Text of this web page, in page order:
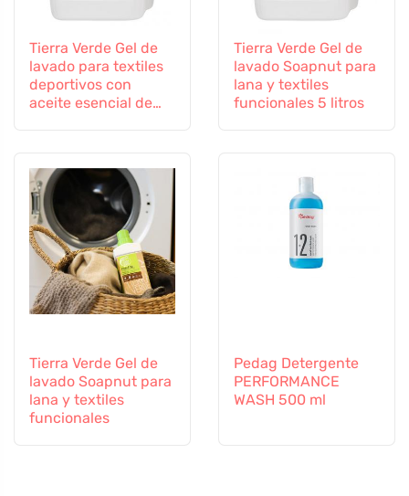
Tierra Verde Gel de
lavado para textiles
deportivos con
aceite esencial de
Tierra Verde Gel de
lavado Soapnut para
lana y textiles
funcionales 5 litros
Tierra Verde Gel de
lavado Soapnut para
lana y textiles
funcionales
Pedag Detergente
PERFORMANCE
WASH 500 ml